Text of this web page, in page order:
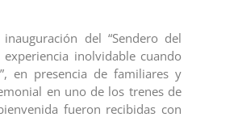
del “Sendero del
inolvidable cuando
en presencia de familiares y
en uno de los trenes de
fueron recibidas con